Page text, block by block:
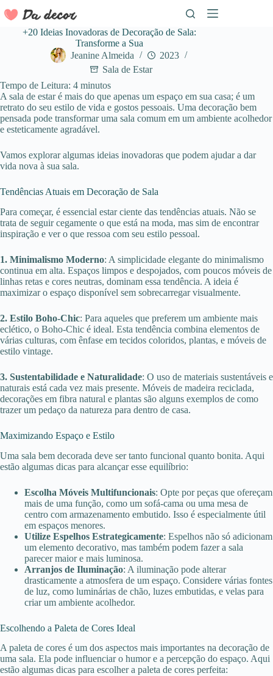
para
conteúdo
+20 Ideias Inovadoras de Decoração de Sala:
Transforme a Sua
Jeanine Almeida
2023
Sala de Estar
Tempo de Leitura: 4 minutos
A sala de estar é mais do que apenas um espaço em sua casa; é um
retrato do seu estilo de vida e gostos pessoais. Uma decoração bem
pensada pode transformar uma sala comum em um ambiente acolhedor
e esteticamente agradável.
Vamos explorar algumas ideias inovadoras que podem ajudar a dar
vida nova à sua sala.
Tendências Atuais em Decoração de Sala
Para começar, é essencial estar ciente das tendências atuais. Não se
trata de seguir cegamente o que está na moda, mas sim de encontrar
inspiração e ver o que ressoa com seu estilo pessoal.
1. Minimalismo Moderno: A simplicidade elegante do minimalismo
continua em alta. Espaços limpos e despojados, com poucos móveis de
linhas retas e cores neutras, dominam essa tendência. A ideia é
maximizar o espaço disponível sem sobrecarregar visualmente.
2. Estilo Boho-Chic: Para aqueles que preferem um ambiente mais
eclético, o Boho-Chic é ideal. Esta tendência combina elementos de
várias culturas, com ênfase em tecidos coloridos, plantas, e móveis de
estilo vintage.
3. Sustentabilidade e Naturalidade: O uso de materiais sustentáveis e
naturais está cada vez mais presente. Móveis de madeira reciclada,
decorações em fibra natural e plantas são alguns exemplos de como
trazer um pedaço da natureza para dentro de casa.
Maximizando Espaço e Estilo
Uma sala bem decorada deve ser tanto funcional quanto bonita. Aqui
estão algumas dicas para alcançar esse equilíbrio:
Escolha Móveis Multifuncionais: Opte por peças que ofereçam
mais de uma função, como um sofá-cama ou uma mesa de
centro com armazenamento embutido. Isso é especialmente útil
em espaços menores.
Utilize Espelhos Estrategicamente: Espelhos não só adicionam
um elemento decorativo, mas também podem fazer a sala
parecer maior e mais luminosa.
Arranjos de Iluminação: A iluminação pode alterar
drasticamente a atmosfera de um espaço. Considere várias fontes
de luz, como luminárias de chão, luzes embutidas, e velas para
criar um ambiente acolhedor.
Escolhendo a Paleta de Cores Ideal
A paleta de cores é um dos aspectos mais importantes na decoração de
uma sala. Ela pode influenciar o humor e a percepção do espaço. Aqui
estão algumas dicas para escolher a paleta de cores perfeita: